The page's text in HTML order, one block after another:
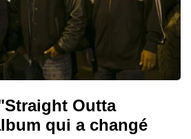
Outta
qui a changé